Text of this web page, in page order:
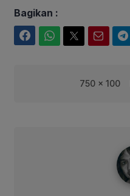
Bagikan :
750 x 100